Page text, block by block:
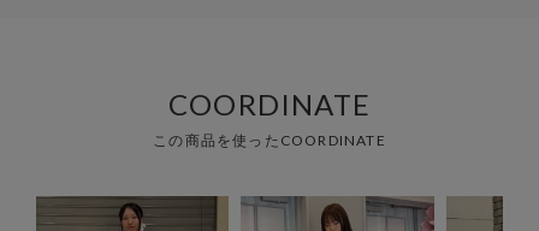
COORDINATE
この商品を使ったCOORDINATE